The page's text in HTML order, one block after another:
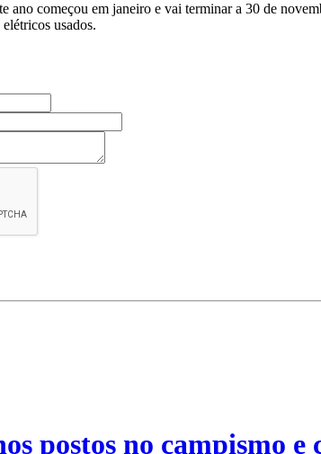
ano começou em janeiro e vai terminar a 30 de
usados.
postos no campismo